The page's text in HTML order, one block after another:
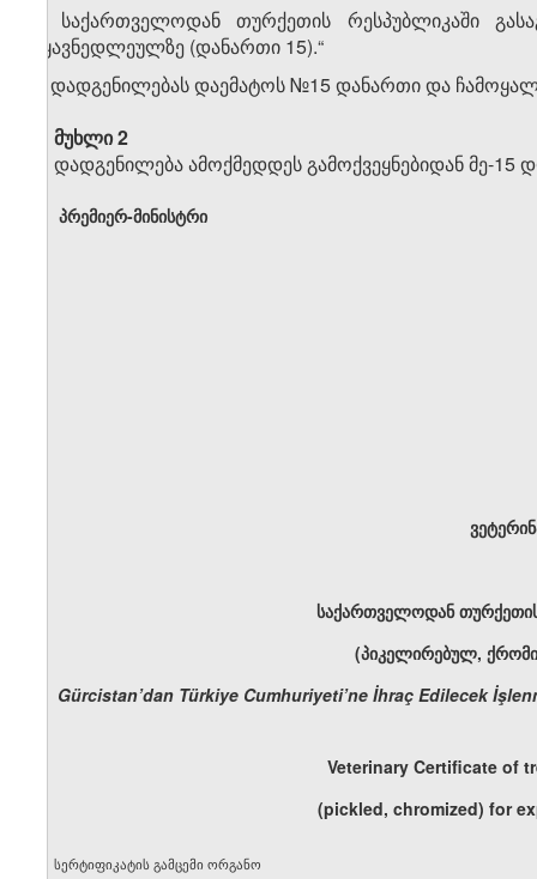
პ) საქართველოდან თურქეთის რესპუბლიკაში
ტყავნედლეულზე (დანართი 15).“
2. დადგენილებას დაემატოს №15 დანართი და
მუხლი 2
დადგენილება ამოქმედდეს გამოქვეყნებიდან მე-15
პრემიერ-მინისტრი
საქართველოდან თურქეთის
(პიკელირებულ,
Gürcistan’dan Türkiye Cumhuriyeti’ne İhraç Edilecek
Veterinary Certificate of
(pickled, chromized) for
სერტიფიკატის გამცემი ორგანო